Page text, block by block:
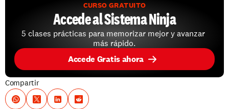
CURSO GRATUITO
Accede al Sistema Ninja
5 clases prácticas para memorizar mejor y avanzar
más rápido.
Accede Gratis ahora
Compartir